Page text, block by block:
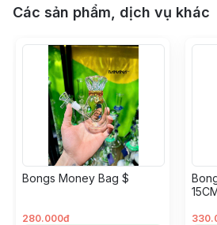
Các sản phẩm, dịch vụ khác
Bongs Money Bag $
280.000đ